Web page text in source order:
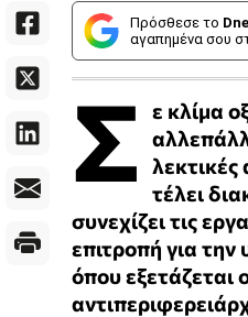
Πρόσθεσε το
αγαπημένα σου
Σ ε κλίμα
λεκτικές
τέλει
συνεχίζει τις
επιτροπή για
όπου εξετάζεται